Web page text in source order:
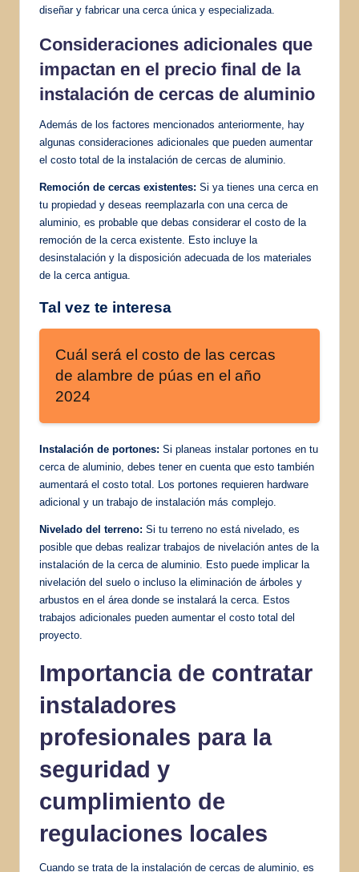
diseñar y fabricar una cerca única y especializada.
Consideraciones adicionales que
impactan en el precio final de la
instalación de cercas de aluminio
Además de los factores mencionados anteriormente, hay
algunas consideraciones adicionales que pueden aumentar
el costo total de la instalación de cercas de aluminio.
Remoción de cercas existentes: Si ya tienes una cerca en
tu propiedad y deseas reemplazarla con una cerca de
aluminio, es probable que debas considerar el costo de la
remoción de la cerca existente. Esto incluye la
desinstalación y la disposición adecuada de los materiales
de la cerca antigua.
Tal vez te interesa
Cuál será el costo de las cercas
de alambre de púas en el año
2024
Instalación de portones: Si planeas instalar portones en tu
cerca de aluminio, debes tener en cuenta que esto también
aumentará el costo total. Los portones requieren hardware
adicional y un trabajo de instalación más complejo.
Nivelado del terreno: Si tu terreno no está nivelado, es
posible que debas realizar trabajos de nivelación antes de la
instalación de la cerca de aluminio. Esto puede implicar la
nivelación del suelo o incluso la eliminación de árboles y
arbustos en el área donde se instalará la cerca. Estos
trabajos adicionales pueden aumentar el costo total del
proyecto.
Importancia de contratar
instaladores
profesionales para la
seguridad y
cumplimiento de
regulaciones locales
Cuando se trata de la instalación de cercas de aluminio, es